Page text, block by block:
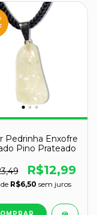
Pedrinha Enxofre
Pino Prateado
R$12,99
R$6,50 sem juros